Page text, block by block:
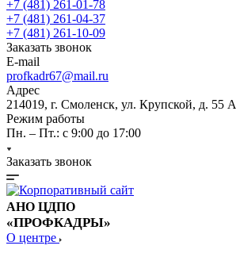
+7 (481) 261-01-78
+7 (481) 261-04-37
+7 (481) 261-10-09
Заказать звонок
E-mail
profkadr67@mail.ru
Адрес
214019, г. Смоленск, ул. Крупской, д. 55 А
Режим работы
Пн. – Пт.: с 9:00 до 17:00
Заказать звонок
АНО ЦДПО
«ПРОФКАДРЫ»
О центре